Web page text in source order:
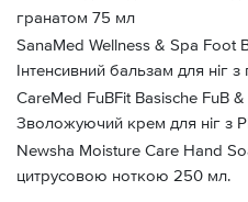
гранатом 75 мл
SanaMed Wellness & Spa Foot
Інтенсивний бальзам для ніг
CareMed FuBFit Basische FuB
Зволожуючий крем для ніг з
Newsha Moisture Care Hand
цитрусовою ноткою 250 мл.